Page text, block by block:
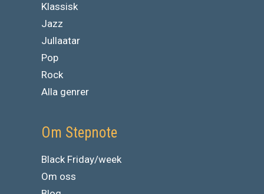
Klassisk
Jazz
Jullaatar
Pop
Rock
Alla genrer
Om Stepnote
Black Friday/week
Om oss